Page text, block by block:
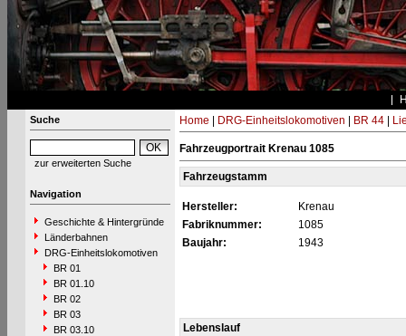
Suche
zur erweiterten Suche
Navigation
Geschichte & Hintergründe
Länderbahnen
DRG-Einheitslokomotiven
BR 01
BR 01.10
BR 02
BR 03
BR 03.10
Home DRG-Einheitslokomotiven BR 44|
Fahrzeugportrait Krenau 1085
Fahrzeugstamm
Hersteller:
Krenau
Fabriknummer:
1085
Baujahr:
1943
Lebenslauf